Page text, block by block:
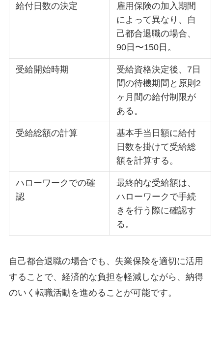
給付日数の決定
雇用保険の加入期間
によって異なり、自
己都合退職の場合、
90日〜150日。
受給開始時期
受給資格決定後、7日
間の待機期間と原則2
ヶ月間の給付制限が
ある。
受給総額の計算
基本手当日額に給付
日数を掛けて受給総
額を計算する。
ハローワークでの確
認
最終的な受給額は、
ハローワークで手続
きを行う際に確認す
る。
自己都合退職の場合でも、失業保険を適切に活用
することで、経済的な負担を軽減しながら、納得
のいく転職活動を進めることが可能です。